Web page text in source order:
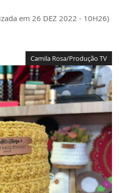
em 26 DEZ 2022 - 10H26)
Camila Rosa/Produção TV